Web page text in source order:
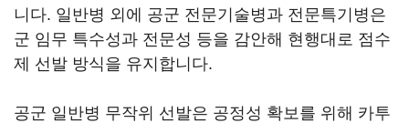
니다. 일반병 외에 공군 전문기술병과 전문특기병은
군 임무 특수성과 전문성 등을 감안해 현행대로 점수
제 선발 방식을 유지합니다.
공군 일반병 무작위 선발은 공정성 확보를 위해 카투